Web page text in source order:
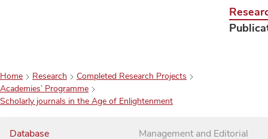
Home Research
Completed Research Projects
Academies’ Programme
Scholarly journals in the Age of Enlightenment
Database
Management and Editorial